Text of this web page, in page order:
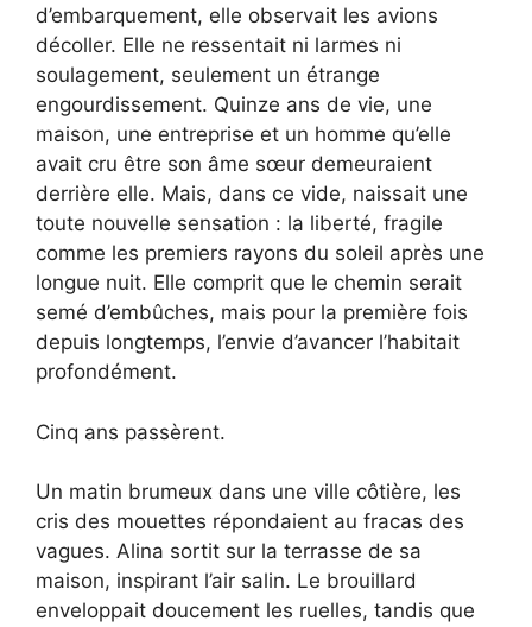
d’embarquement, elle observait les avions
décoller. Elle ne ressentait ni larmes ni
soulagement, seulement un étrange
engourdissement. Quinze ans de vie, une
maison, une entreprise et un homme qu’elle
avait cru être son âme sœur demeuraient
derrière elle. Mais, dans ce vide, naissait une
toute nouvelle sensation : la liberté, fragile
comme les premiers rayons du soleil après une
longue nuit. Elle comprit que le chemin serait
semé d’embûches, mais pour la première fois
depuis longtemps, l’envie d’avancer l’habitait
profondément.
Cinq ans passèrent.
Un matin brumeux dans une ville côtière, les
cris des mouettes répondaient au fracas des
vagues. Alina sortit sur la terrasse de sa
maison, inspirant l’air salin. Le brouillard
enveloppait doucement les ruelles, tandis que